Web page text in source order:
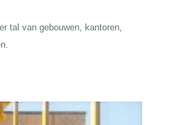
tal van gebouwen, kantoren,